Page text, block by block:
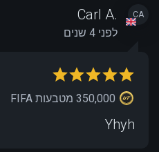
CA
Carl A.
לפני 4 שנים
Yhyh